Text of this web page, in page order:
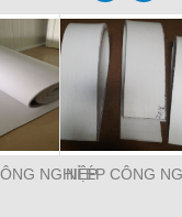
NGHIỆP
NỈ ÉP CÔNG